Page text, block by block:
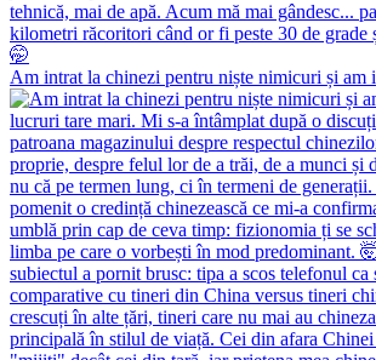
Am intrat la chinezi pentru niște nimicuri și am i